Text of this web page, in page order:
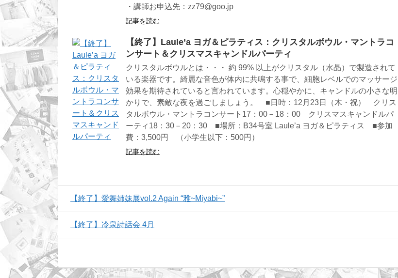
・講師お申込先：zz79@goo.jp
記事を読む
【終了】Laule’a ヨガ＆ピラティス：クリスタルボウル・マントラコ
ンサート＆クリスマスキャンドルパーティ
クリスタルボウルとは・・・ 約 99% 以上がクリスタル（水晶）で製造されて
いる楽器です。綺麗な音色が体内に共鳴する事で、細胞レベルでのマッサージ
効果を期待されていると言われています。心穏やかに、キャンドルの小さな明
かりで、素敵な夜を過ごしましょう。 ■日時：12月23日（木・祝） クリス
タルボウル・マントラコンサート17：00－18：00 クリスマスキャンドルパ
ーティ18：30－20：30 ■場所：B34号室 Laule’a ヨガ＆ピラティス ■参加
費：3,500円 （小学生以下：500円）
記事を読む
【終了】愛舞姉妹展vol.2 Again “雅~Miyabi~”
【終了】冷泉詩話会 4月